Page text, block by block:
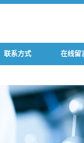
联系方式 在线留